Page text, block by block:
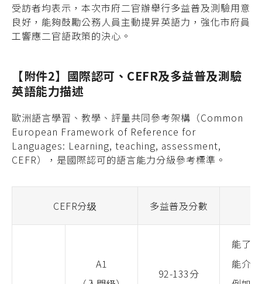
受訪者均表示，本次市府二官辦舉行多益普及測驗用意
良好，能夠鼓勵公務人員主動提昇英語力，強化市府員
工響應二官語政策的決心。
【附件2】國際認可、CEFR及多益普及測驗
英語能力描述
歐洲語言學習、教學、評量共同參考架構（Common
European Framework of Reference for
Languages: Learning, teaching, assessment,
CEFR），是國際認可的語言能力分級參考標準。
CEFR分级 多益普及分數
A1
92-133分
能了
能介